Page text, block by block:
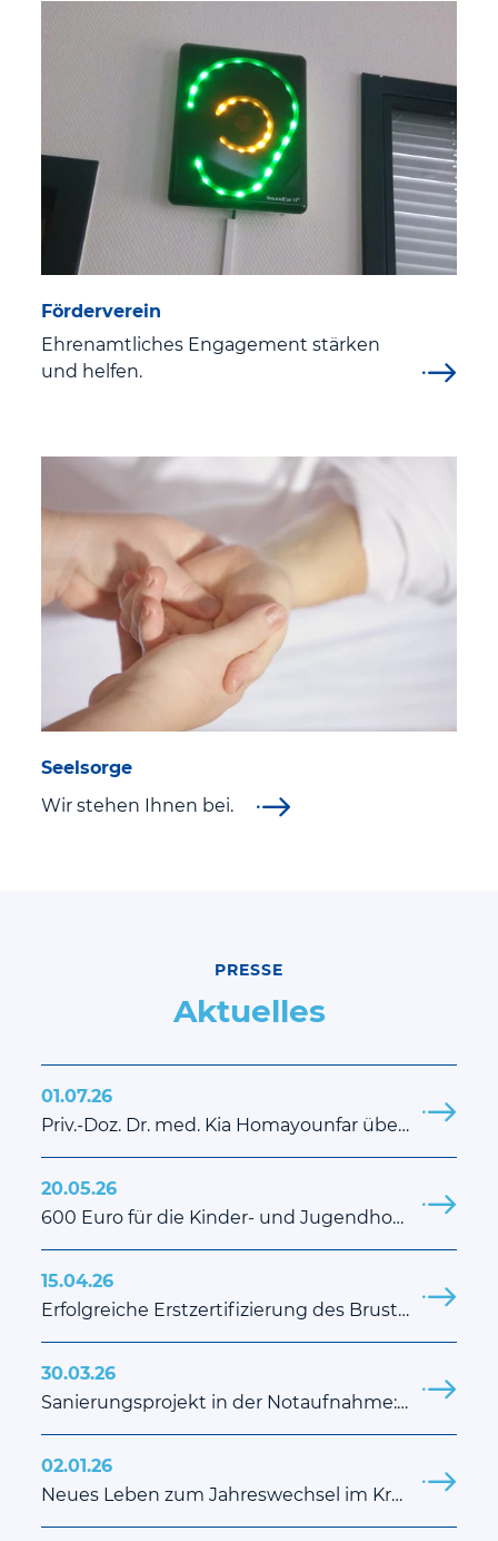
Förderverein
Ehrenamtliches Engagement stärken
und helfen.
Seelsorge
Wir stehen Ihnen bei.
PRESSE
Aktuelles
01.07.26
Priv.-Doz. Dr. med. Kia Homayounfar übernimmt Leitung der Klinik für Allgemein-, Viszeral-, Gefäß- und Thoraxchirurgie am St. Georg Klinikum
20.05.26
600 Euro für die Kinder- und Jugendhospizarbeit
15.04.26
Erfolgreiche Erstzertifizierung des Brustkrebszentrums am St. Georg Klinikum Eisenach
30.03.26
Sanierungsprojekt in der Notaufnahme: Mehr Platz, bessere Abläufe
02.01.26
Neues Leben zum Jahreswechsel im Kreißsaal Eisenach